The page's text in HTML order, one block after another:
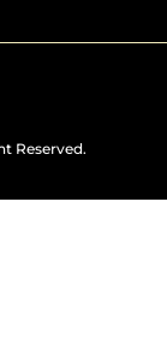
Reserved.